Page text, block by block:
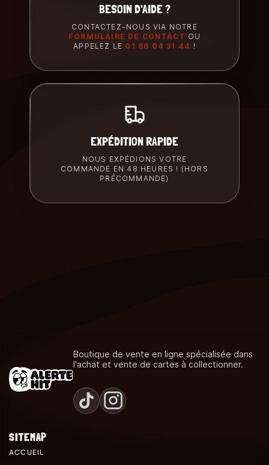
BESOIN D'AIDE ?
CONTACTEZ-NOUS VIA NOTRE
FORMULAIRE DE CONTACT OU
APPELEZ LE 01 86 04 31 44 !
EXPÉDITION RAPIDE
NOUS EXPÉDIONS VOTRE
COMMANDE EN 48 HEURES ! (HORS
PRÉCOMMANDE)
Boutique de vente en ligne spécialisée dans
l'achat et vente de cartes à collectionner.
SITEMAP
ACCUEIL